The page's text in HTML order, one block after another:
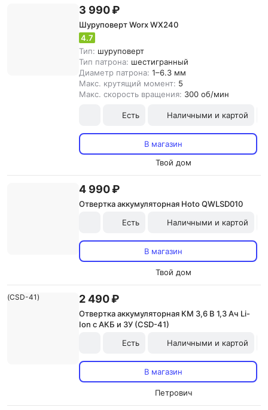
3 990 ₽
Шуруповерт Worx WX240
4.7
Тип: шуруповерт
Тип патрона: шестигранный
Диаметр патрона: 1–6.3 мм
Макс. крутящий момент: 5
Макс. скорость вращения: 300 об/мин
Есть Наличными и картой
В магазин
Твой дом
4 990 ₽
Отвертка аккумуляторная Hoto QWLSD010
Есть
Наличными и картой
В магазин
Твой дом
2 490 ₽
Отвертка аккумуляторная КМ 3,6 В 1,3 Ач Li-
Ion с АКБ и ЗУ (CSD-41)
Есть
Наличными и картой
В магазин
Петрович